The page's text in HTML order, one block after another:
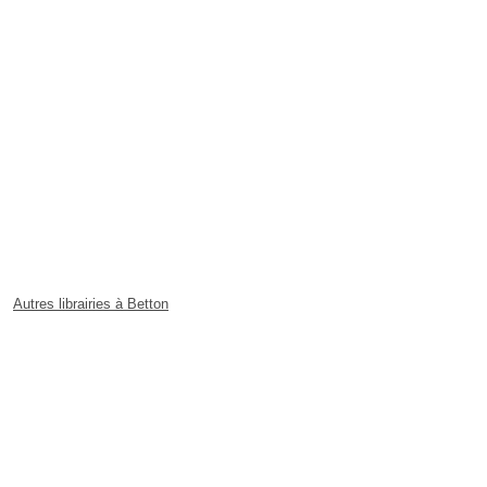
Autres librairies à Betton